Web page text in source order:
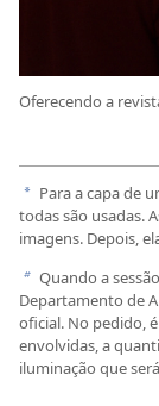
Oferecendo a
a Para a capa de
todas são usadas.
imagens. Depois,
b Quando a
Departamento de
oficial. No pedido,
envolvidas, a
iluminação que